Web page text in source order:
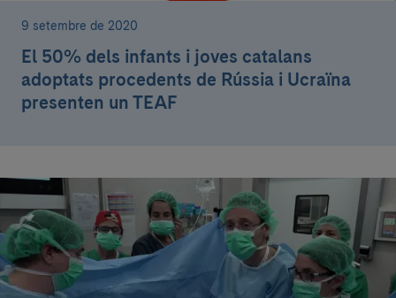
9 setembre de 2020
El 50% dels infants i joves catalans
adoptats procedents de Rússia i Ucraïna
presenten un TEAF